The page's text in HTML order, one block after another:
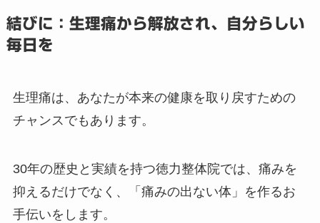
結びに：生理痛から解放され、自分らしい
毎日を
生理痛は、あなたが本来の健康を取り戻すための
チャンスでもあります。
30年の歴史と実績を持つ徳力整体院では、痛みを
抑えるだけでなく、「痛みの出ない体」を作るお
手伝いをします。